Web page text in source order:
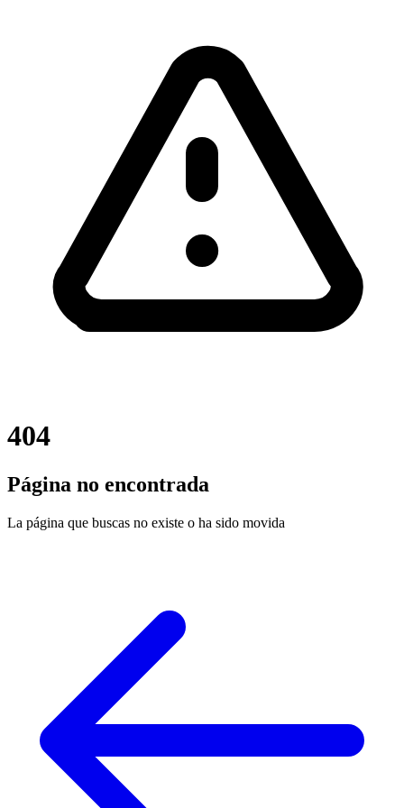
404
Página no encontrada
La página que buscas no existe o ha sido movida